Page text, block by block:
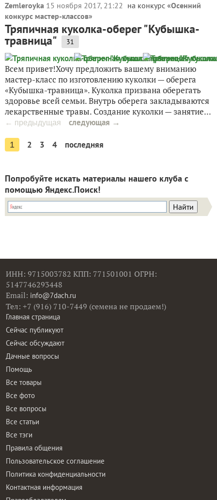
Zemleroyka 15 ноября 2017, 21:22 на конкурс «Осенний
конкурс мастер-классов»
Тряпичная куколка-оберег "Кубышка-
травница" 31
Всем привет!Хочу предложить вашему вниманию
мастер-класс по изготовлению куколки — оберега
«Кубышка-травница». Куколка призвана оберегать
здоровье всей семьи. Внутрь оберега закладываются
лекарственные травы. Создание куколки — занятие...
← предыдущая следующая →
1 2 3 4 последняя
Попробуйте искать материалы нашего клуба с
помощью Яндекс.Поиск!
ИНН: 9715003782 КПП: 771501001 ОГРН:
5147746293448
Email: info@7dach.ru
Тел: +7 (916) 710-7449 (семена не продаем!)
Главная страница
Сейчас публикуют
Сейчас обсуждают
Дачные вопросы
Помощь
Все товары
Все фото
Все вопросы
Все статьи
Все тэги
Правила общения
Пользовательское соглашение
Политика конфиденциальности
Контактная информация